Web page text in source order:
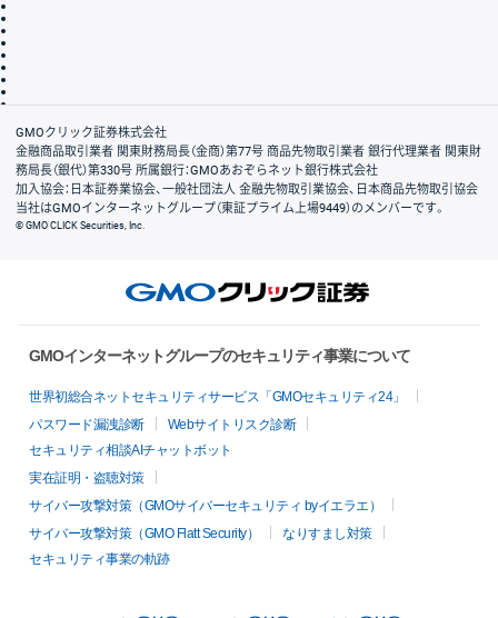
会社案内
GMOクリック証券株式会社
金融商品取引業者 関東財務局長（金商）第77号 商品先物取引業者 銀行代理業者 関東財
務局長（銀代）第330号 所属銀行：GMOあおぞらネット銀行株式会社
加入協会：日本証券業協会、一般社団法人 金融先物取引業協会、日本商品先物取引協会
当社はGMOインターネットグループ（東証プライム上場9449）のメンバーです。
© GMO CLICK Securities, Inc.
GMOインターネットグループのセキュリティ事業について
世界初総合ネットセキュリティサービス「GMOセキュリティ24」
パスワード漏洩診断
Webサイトリスク診断
セキュリティ相談AIチャットボット
実在証明・盗聴対策
サイバー攻撃対策（GMOサイバーセキュリティ byイエラエ）
サイバー攻撃対策（GMO Flatt Security）
なりすまし対策
セキュリティ事業の軌跡